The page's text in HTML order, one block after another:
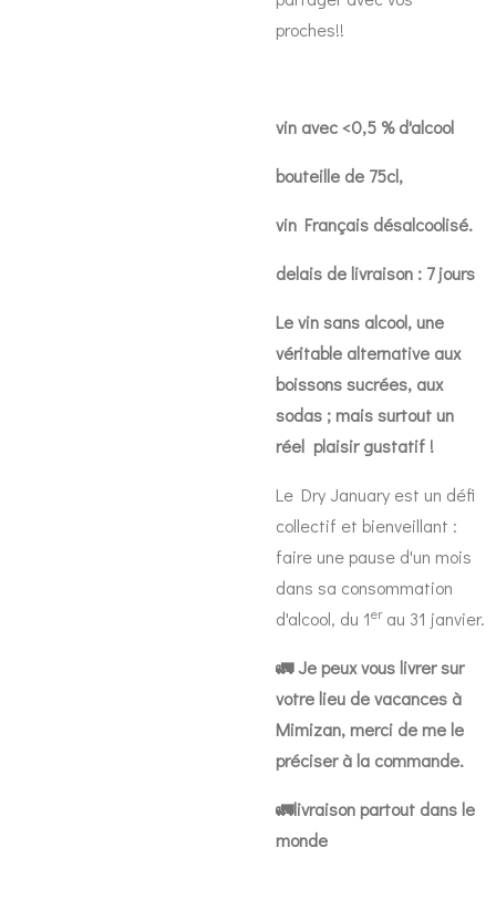
proches!!
vin avec <0,5 % d'alcool
bouteille de 75cl,
vin Français désalcoolisé.
delais de livraison : 7 jours
Le vin sans alcool, une
véritable alternative aux
boissons sucrées, aux
sodas ; mais surtout un
réel plaisir gustatif !
Le Dry January est un défi
collectif et bienveillant :
faire une pause d'un mois
dans sa consommation
d'alcool, du 1erau 31 janvier.
🚛 Je peux vous livrer sur
votre lieu de vacances à
Mimizan, merci de me le
préciser à la commande.
🚛livraison partout dans le
monde